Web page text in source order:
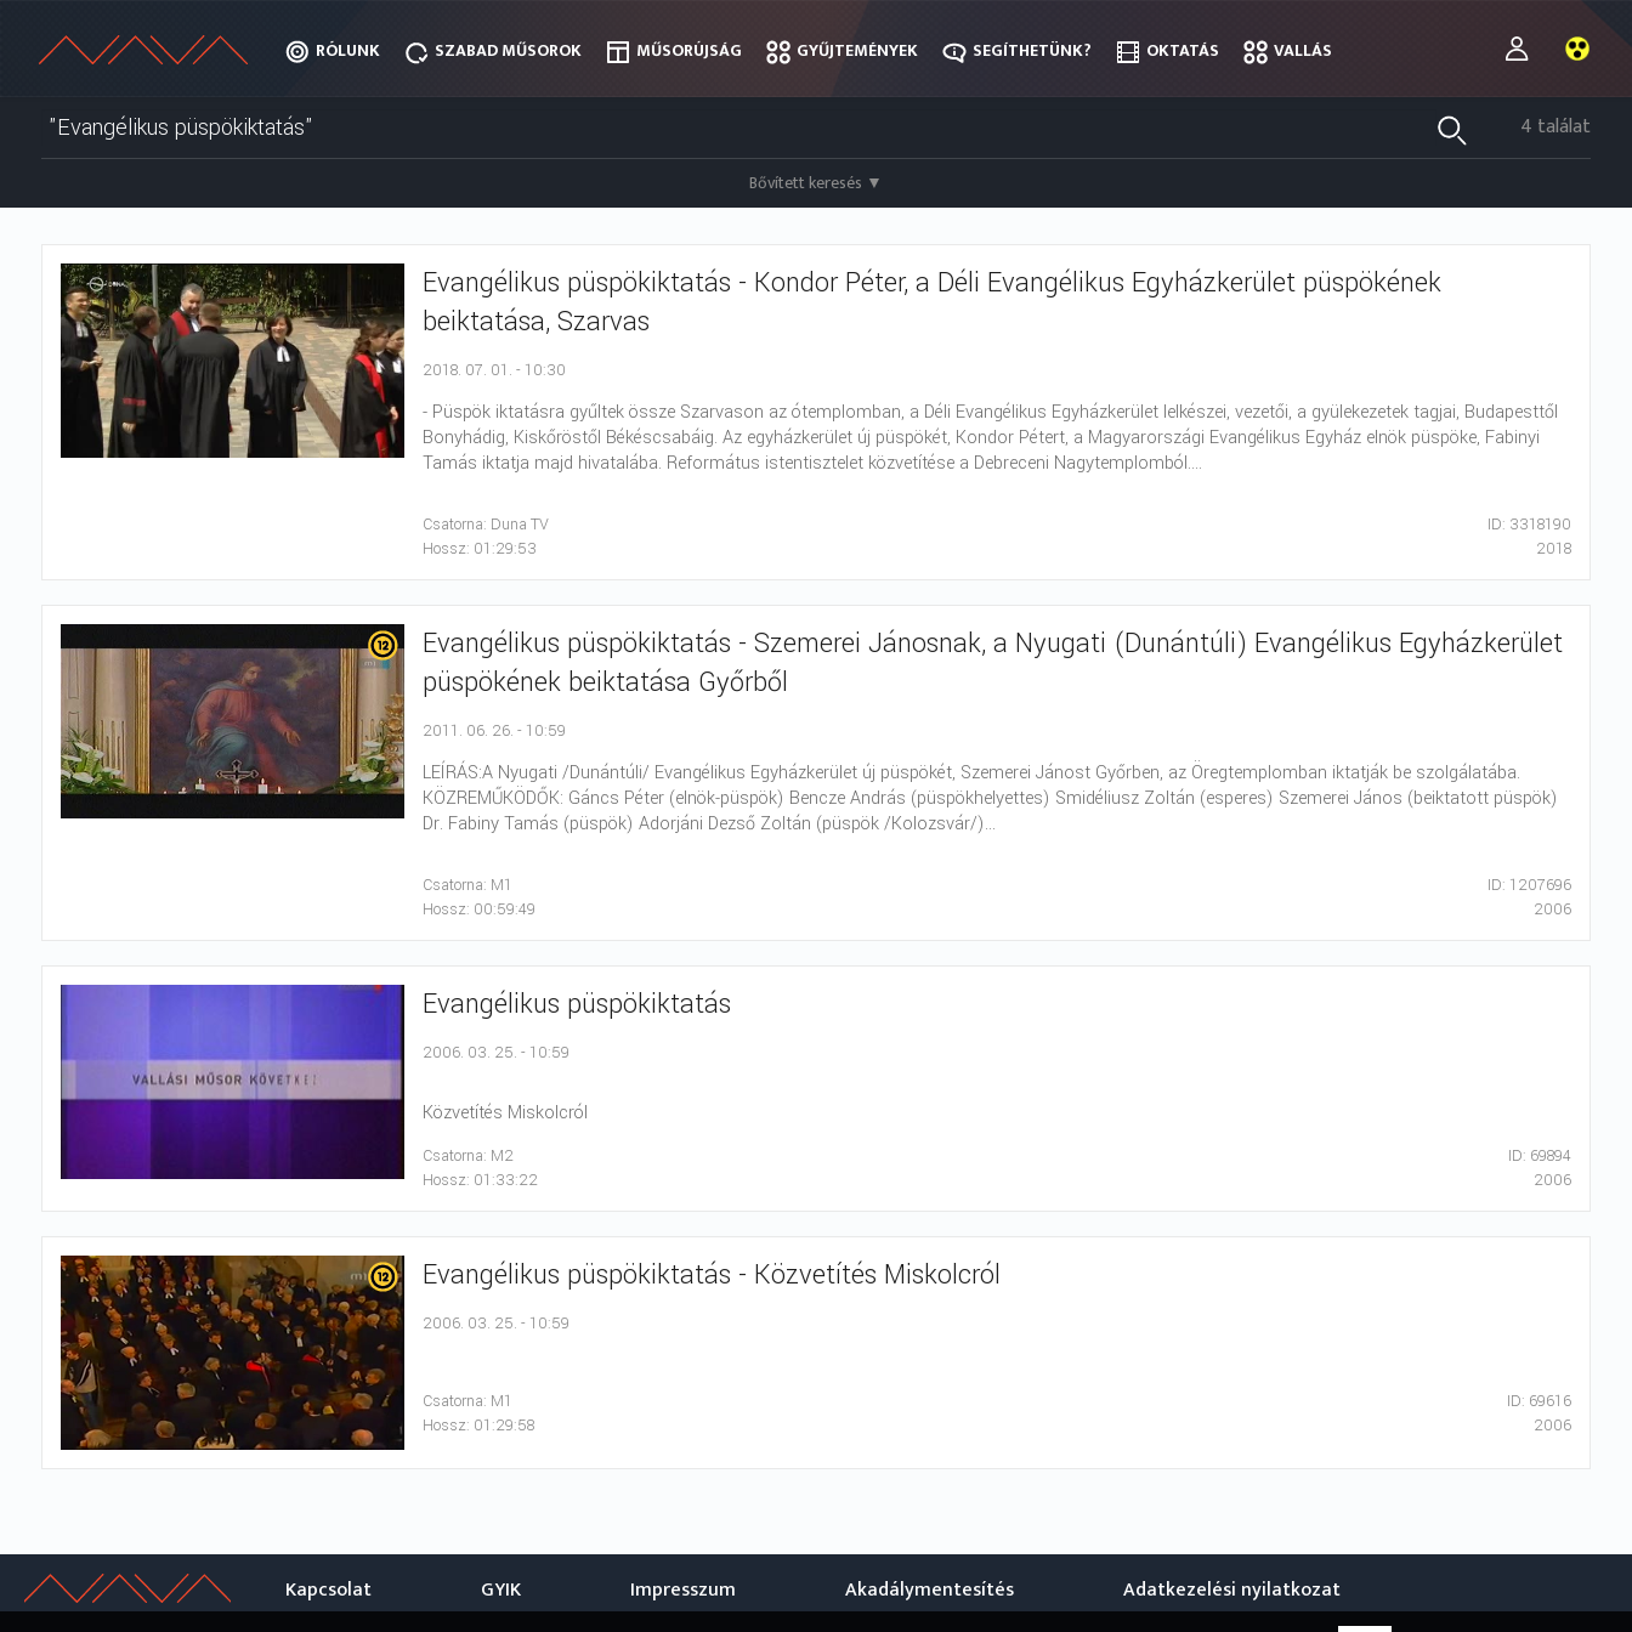
RÓLUNK SZABAD MŰSOROK MŰSORÚJSÁG GYŰJTEMÉNYEK SEGÍTHETÜNK? OKTATÁS VALLÁS
RÓLUNK SZABAD MŰSOROK MŰSORÚJSÁG GYŰJTEMÉNYEK SEGÍTHETÜNK? OKTATÁS VALLÁS
4 találat
Bővített keresés ▼
Evangélikus püspökiktatás - Kondor Péter, a Déli Evangélikus Egyházkerület püspökének
beiktatása, Szarvas
2018. 07. 01. - 10:30
- Püspök iktatásra gyűltek össze Szarvason az ótemplomban, a Déli Evangélikus Egyházkerület lelkészei, vezetői, a gyülekezetek tagjai, Budapesttől
Bonyhádig, Kiskőröstől Békéscsabáig. Az egyházkerület új püspökét, Kondor Pétert, a Magyarországi Evangélikus Egyház elnök püspöke, Fabinyi
Tamás iktatja majd hivatalába. Református istentisztelet közvetítése a Debreceni Nagytemplomból....
Csatorna: Duna TV
Hossz: 01:29:53
ID: 3318190
2018
Evangélikus püspökiktatás - Szemerei Jánosnak, a Nyugati (Dunántúli) Evangélikus Egyházkerület
püspökének beiktatása Győrből
2011. 06. 26. - 10:59
LEÍRÁS:A Nyugati /Dunántúli/ Evangélikus Egyházkerület új püspökét, Szemerei Jánost Győrben, az Öregtemplomban iktatják be szolgálatába.
KÖZREMŰKÖDŐK: Gáncs Péter (elnök-püspök) Bencze András (püspökhelyettes) Smidéliusz Zoltán (esperes) Szemerei János (beiktatott püspök)
Dr. Fabiny Tamás (püspök) Adorjáni Dezső Zoltán (püspök /Kolozsvár/)...
Csatorna: M1
Hossz: 00:59:49
ID: 1207696
2006
Evangélikus püspökiktatás
2006. 03. 25. - 10:59
Közvetítés Miskolcról
Csatorna: M2
Hossz: 01:33:22
ID: 69894
2006
Evangélikus püspökiktatás - Közvetítés Miskolcról
2006. 03. 25. - 10:59
Csatorna: M1
Hossz: 01:29:58
ID: 69616
2006
Kapcsolat GYIK Impresszum Akadálymentesítés Adatkezelési nyilatkozat